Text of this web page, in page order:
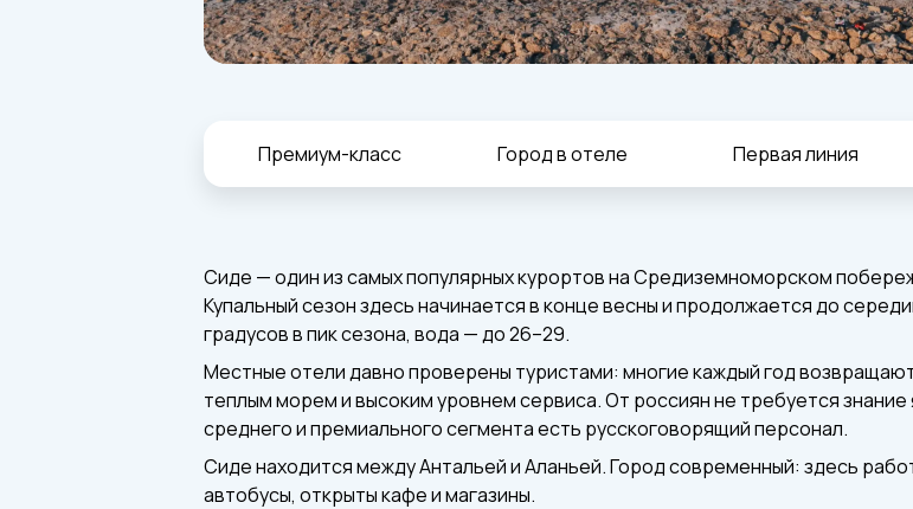
Премиум-класс Город в отеле Первая линия
Сиде — один из самых популярных курортов на Средиземноморском
Купальный сезон здесь начинается в конце весны и продолжается до
градусов в пик сезона, вода — до 26–29.
Местные отели давно проверены туристами: многие каждый год
теплым морем и высоким уровнем сервиса. От россиян не требуется знание
среднего и премиального сегмента есть русскоговорящий персонал.
Сиде находится между Антальей и Аланьей. Город современный: здесь
автобусы, открыты кафе и магазины.